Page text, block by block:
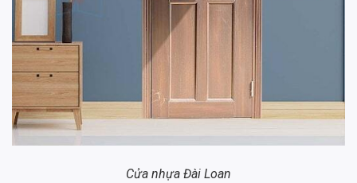
Cửa nhựa Đài Loan